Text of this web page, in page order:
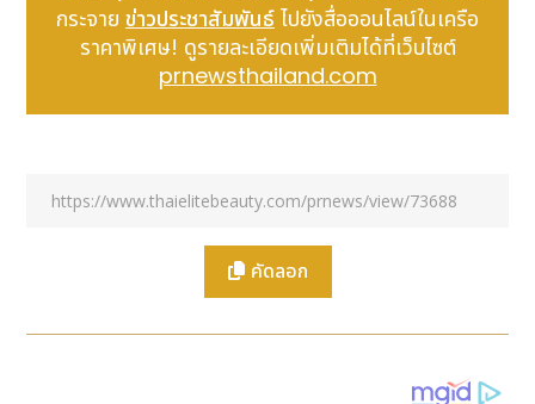
หมู่เกาะโกโตะเป็นดินแดนอันทรงคุณค่าที่ยังคงบอกเล่า
ประวัติศาสตร์ของ “คริสเตียนผู้ซ่อนเร้น” ซึ่งเป็นกลุ่มชาว
คริสต์ที่หลบหนีการปราบปรามในยุคที่ห้ามนับถือศาสนา
คริสต์ และแอบรักษาศรัทธาของตนไว้อย่างมั่นคงด้วยการ
ทะเบียนเป็นแหล่งมรดกโลกภายใต้ชื่อ “แหล่งมรดก
ปัจจุบันกำลังได้รับความสนใจมากขึ้นอย่างต่อเนื่องในฐานะ
จุดหมายปลายทางการท่องเที่ยวด้านจิต วิญญาณที่มีความ
กระจาย ข่าวประชาสัมพันธ์ ไปยังสื่อออนไลน์ในเครือ
ราคาพิเศษ! ดูรายละเอียดเพิ่มเติมได้ที่เว็บไซต์
prnewsthailand.com
คัดลอก